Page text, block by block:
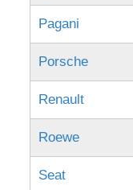
Pagani
Porsche
Renault
Roewe
Seat